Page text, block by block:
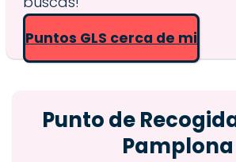
Puntos GLS cerca de mi
Punto de
Pamplona